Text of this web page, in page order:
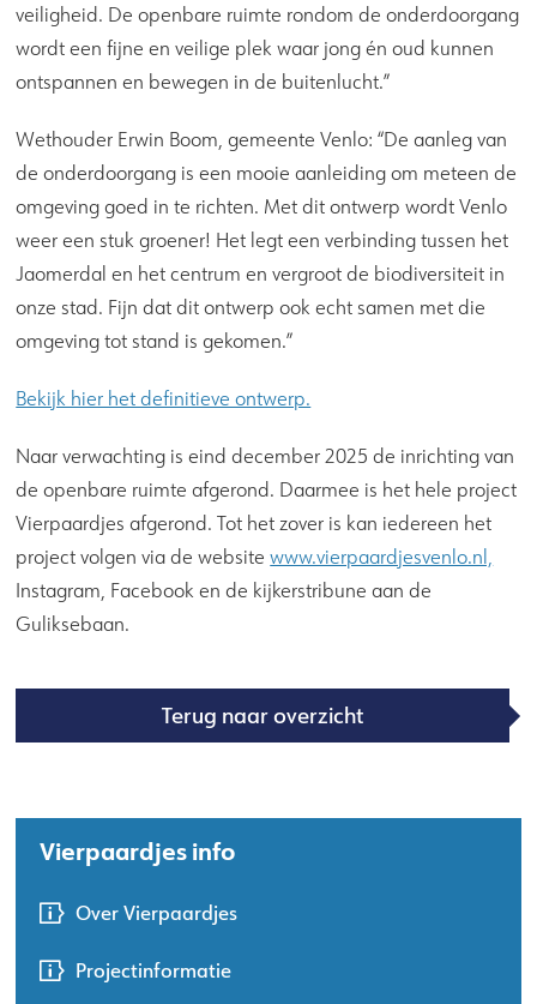
veiligheid. De openbare ruimte rondom de onderdoorgang
wordt een fijne en veilige plek waar jong én oud kunnen
ontspannen en bewegen in de buitenlucht.”
Wethouder Erwin Boom, gemeente Venlo: “De aanleg van
de onderdoorgang is een mooie aanleiding om meteen de
omgeving goed in te richten. Met dit ontwerp wordt Venlo
weer een stuk groener! Het legt een verbinding tussen het
Jaomerdal en het centrum en vergroot de biodiversiteit in
onze stad. Fijn dat dit ontwerp ook echt samen met die
omgeving tot stand is gekomen.”
Bekijk hier het definitieve ontwerp.
Naar verwachting is eind december 2025 de inrichting van
de openbare ruimte afgerond. Daarmee is het hele project
Vierpaardjes afgerond. Tot het zover is kan iedereen het
project volgen via de websitewww.vierpaardjesvenlo.nl,
Instagram, Facebook en de kijkerstribune aan de
Guliksebaan.
Terug naar overzicht
Vierpaardjes info
Over Vierpaardjes
Projectinformatie